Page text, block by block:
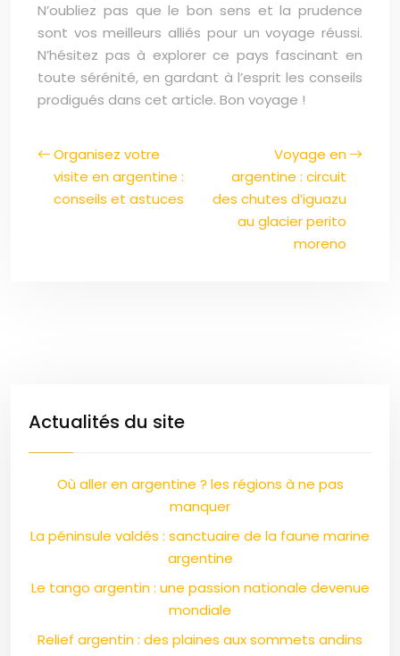
N’oubliez pas que le bon sens et la prudence
sont vos meilleurs alliés pour un voyage réussi.
N’hésitez pas à explorer ce pays fascinant en
toute sérénité, en gardant à l’esprit les conseils
prodigués dans cet article. Bon voyage !
Organisez votre
visite en argentine :
conseils et astuces
Voyage en
argentine : circuit
des chutes d’iguazu
au glacier perito
moreno
Actualités du site
Où aller en argentine ? les régions à ne pas
manquer
La péninsule valdés : sanctuaire de la faune marine
argentine
Le tango argentin : une passion nationale devenue
mondiale
Relief argentin : des plaines aux sommets andins